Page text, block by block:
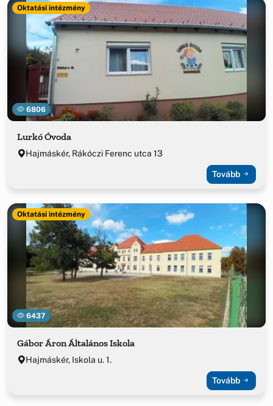
6806
Oktatási intézmény
Lurkó Óvoda
Hajmáskér, Rákóczi Ferenc utca 13
Tovább
6437
Oktatási intézmény
Gábor Áron Általános Iskola
Hajmáskér, Iskola u. 1.
Tovább